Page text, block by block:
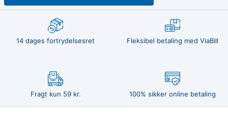
14 dages fortrydelsesret Fleksibel betaling med ViaBill
Fragt kun 59 kr. 100% sikker online betaling